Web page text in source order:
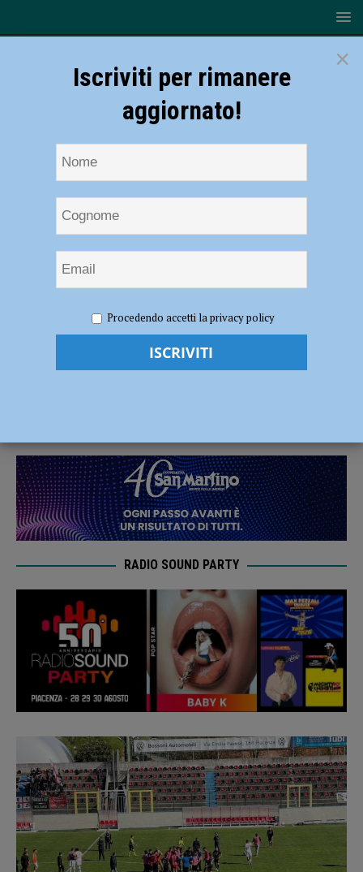
per il Fiorenzuola, il Sudtirol si impone 0-4
Pesante KO per il Fiorenzuola, il Sudtirol
RADIO SOUND PARTY
×
Iscriviti per rimanere
aggiornato!
Procedendo accetti la privacy policy